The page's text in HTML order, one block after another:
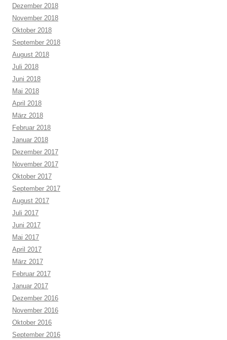
Dezember 2018
November 2018
Oktober 2018
September 2018
August 2018
Juli 2018
Juni 2018
Mai 2018
April 2018
März 2018
Februar 2018
Januar 2018
Dezember 2017
November 2017
Oktober 2017
September 2017
August 2017
Juli 2017
Juni 2017
Mai 2017
April 2017
März 2017
Februar 2017
Januar 2017
Dezember 2016
November 2016
Oktober 2016
September 2016